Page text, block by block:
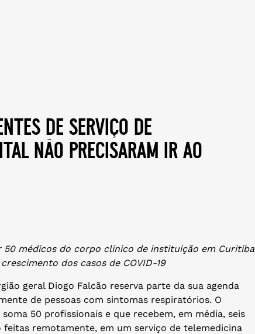
de serviço de
não precisaram ir ao
médicos do corpo clínico de instituição em Curitiba
dos casos de COVID-19
geral Diogo Falcão reserva parte da sua agenda
de pessoas com sintomas respiratórios. O
50 profissionais e que recebem, em média, seis
remotamente, em um serviço de telemedicina